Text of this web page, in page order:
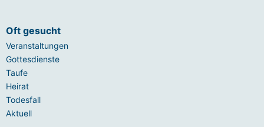
Oft gesucht
Veranstaltungen
Gottesdienste
Taufe
Heirat
Todesfall
Aktuell